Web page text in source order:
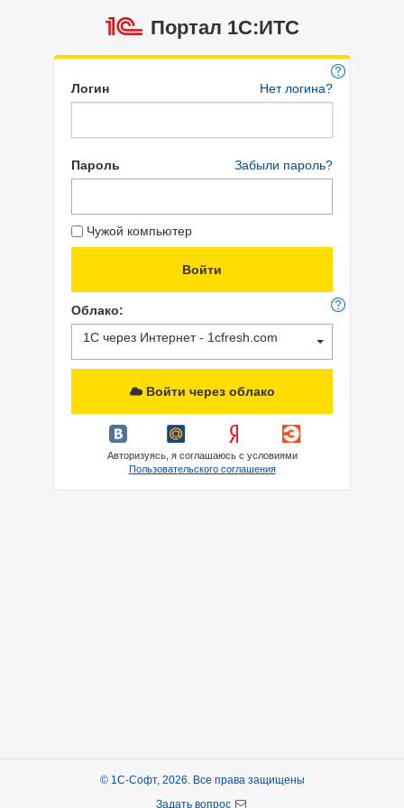
Портал 1C:ИТС
Логин Нет логина?
Пароль Забыли пароль?
Чужой компьютер
Облако:
1С через Интернет - 1cfresh.com
Войти через облако
Авторизуясь, я соглашаюсь с условиями
Пользовательского соглашения
© 1С-Софт, 2026. Все права защищены
Задать вопрос